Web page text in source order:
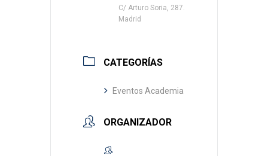
C/ Arturo Soria, 287.
Madrid
CATEGORÍAS
Eventos Academia
ORGANIZADOR